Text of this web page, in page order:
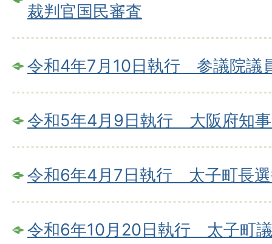
裁判官国民審査
令和4年7月10日執行 参議院議
令和5年4月9日執行 大阪府知
令和6年4月7日執行 太子町長
令和6年10月20日執行 太子町